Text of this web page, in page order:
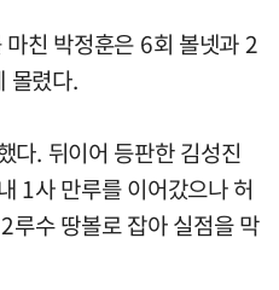
친 박정훈은 6회 볼넷과 2
몰렸다.
다. 뒤이어 등판한 김성진
1사 만루를 이어갔으나 허
루수 땅볼로 잡아 실점을 막